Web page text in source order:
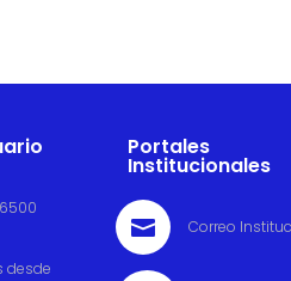
desde
Portales
Institucionales
 Correo